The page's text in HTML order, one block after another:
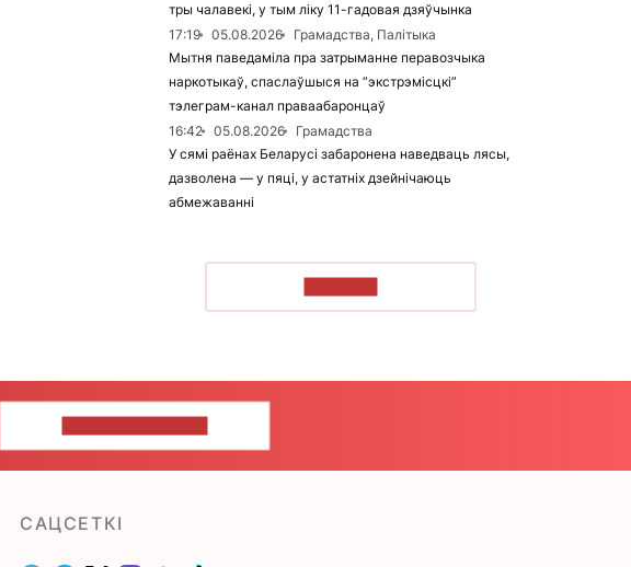
тры чалавекі, у тым ліку 11-гадовая дзяўчынка
17:19
05.08.2026
Грамадства, Палітыка
Мытня паведаміла пра затрыманне перавозчыка
наркотыкаў, спаслаўшыся на “экстрэмісцкі”
тэлеграм-канал праваабаронцаў
16:42
05.08.2026
Грамадства
У сямі раёнах Беларусі забаронена наведваць лясы,
дазволена — у пяці, у астатніх дзейнічаюць
абмежаванні
САЦСЕТКІ